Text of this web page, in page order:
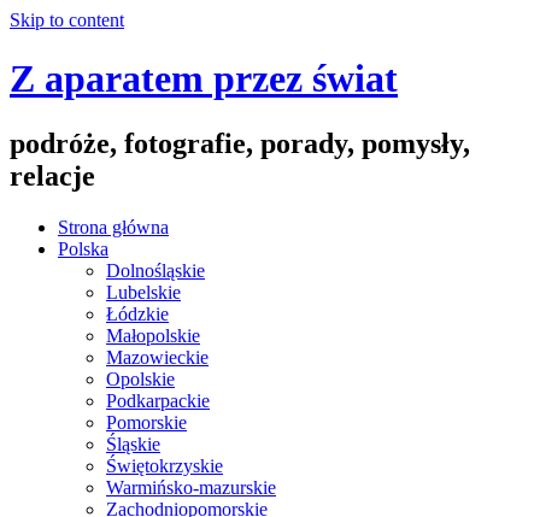
Skip to content
Z aparatem przez świat
podróże, fotografie, porady, pomysły,
relacje
Strona główna
Polska
Dolnośląskie
Lubelskie
Łódzkie
Małopolskie
Mazowieckie
Opolskie
Podkarpackie
Pomorskie
Śląskie
Świętokrzyskie
Warmińsko-mazurskie
Zachodniopomorskie